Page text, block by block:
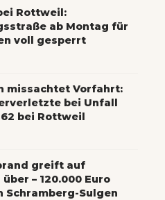
Rottweil:
ab Montag für
voll gesperrt
missachtet Vorfahrt:
bei Unfall
bei Rottweil
greift auf
– 120.000 Euro
Schramberg-Sulgen